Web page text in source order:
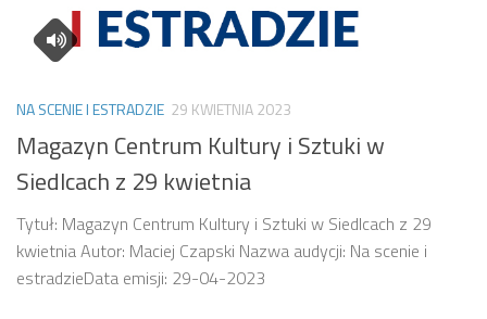
NA SCENIE I ESTRADZIE 29 KWIETNIA 2023
Magazyn Centrum Kultury i Sztuki w
Siedlcach z 29 kwietnia
Tytuł: Magazyn Centrum Kultury i Sztuki w Siedlcach z 29
kwietnia Autor: Maciej Czapski Nazwa audycji: Na scenie i
estradzieData emisji: 29-04-2023